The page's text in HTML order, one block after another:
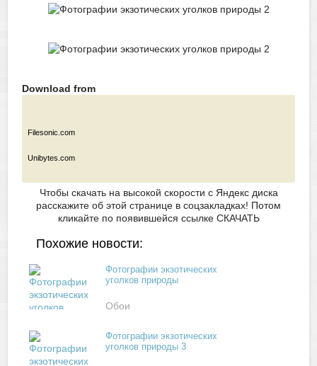
Download from
Filesonic.com
Unibytes.com
Чтобы скачать на высокой скорости с Яндекс диска
расскажите об этой странице в соцзакладках! Потом
кликайте по появившейся ссылке СКАЧАТЬ
Похожие новости:
Фотографии экзотических
уголков природы
Обои
Фотографии экзотических
уголков природы 3